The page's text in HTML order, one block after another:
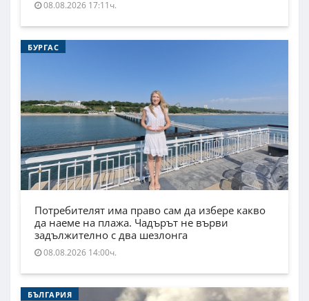
08.08.2026 17:11ч.
БУРГАС
Потребителят има право сам да избере какво
да наеме на плажа. Чадърът не върви
задължително с два шезлонга
08.08.2026 14:00ч.
БЪЛГАРИЯ